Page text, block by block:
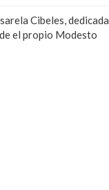
Cibeles, dedicada
el propio Modesto